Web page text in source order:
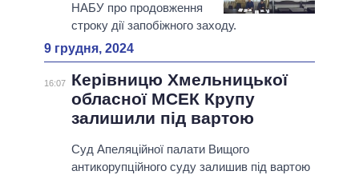
НАБУ про продовження
строку дії запобіжного заходу.
9 грудня, 2024
16:07
Керівницю Хмельницької
обласної МСЕК Крупу
залишили під вартою
Суд Апеляційної палати Вищого
антикорупційного суду залишив під вартою